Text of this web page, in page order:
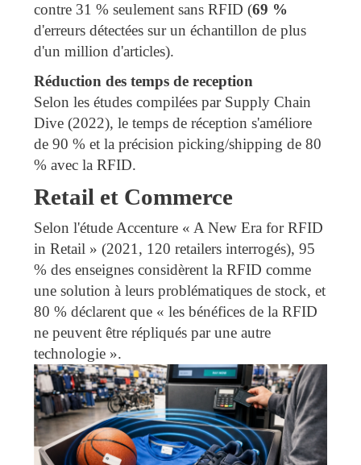
contre 31 % seulement sans RFID (69 %
d'erreurs détectées sur un échantillon de plus
d'un million d'articles).
Réduction des temps de reception
Selon les études compilées par Supply Chain
Dive (2022), le temps de réception s'améliore
de 90 % et la précision picking/shipping de 80
% avec la RFID.
Retail et Commerce
Selon l'étude Accenture « A New Era for RFID
in Retail » (2021, 120 retailers interrogés), 95
% des enseignes considèrent la RFID comme
une solution à leurs problématiques de stock, et
80 % déclarent que « les bénéfices de la RFID
ne peuvent être répliqués par une autre
technologie ».